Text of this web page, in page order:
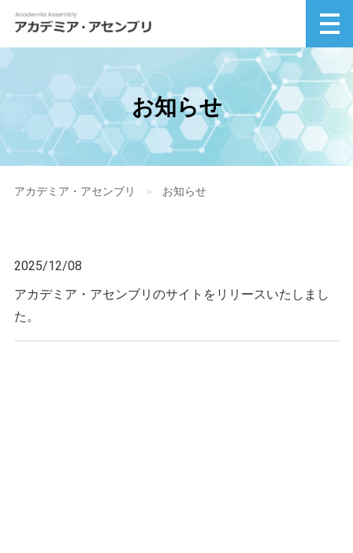
お知らせ
アカデミア・アセンブリ > お知らせ
2025/12/08
アカデミア・アセンブリのサイトをリリースいたしまし
た。